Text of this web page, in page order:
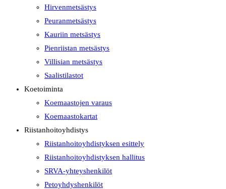
Hirvenmetsästys
Peuranmetsästys
Kauriin metsästys
Pienriistan metsästys
Villisian metsästys
Saalistilastot
Koetoiminta
Koemaastojen varaus
Koemaastokartat
Riistanhoitoyhdistys
Riistanhoitoyhdistyksen esittely
Riistanhoitoyhdistyksen hallitus
SRVA-yhteyshenkilöt
Petoyhdyshenkilöt